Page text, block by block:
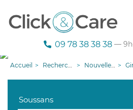
09 78 38 38 38 —
Accueil Recherche aide à domicile Nouvelle-Aquitaine